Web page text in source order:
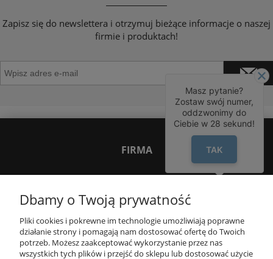
Zapisz się do newslettera i otrzymuj bieżące informacje o naszej
firmie i produktach!
FIRMA
INFORMACJE
Dbamy o Twoją prywatność
Pliki cookies i pokrewne im technologie umożliwiają poprawne
działanie strony i pomagają nam dostosować ofertę do Twoich
potrzeb. Możesz zaakceptować wykorzystanie przez nas
wszystkich tych plików i przejść do sklepu lub dostosować użycie
Masz pytanie?
Zostaw swój numer,
oddzwonimy do
Ciebie w 28 sekund!
TAK